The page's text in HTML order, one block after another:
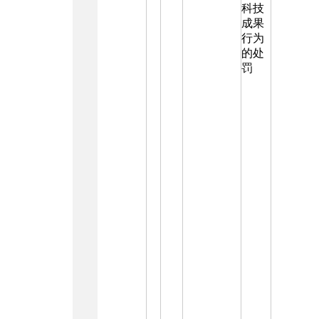
科技
成果
行为
的处
罚